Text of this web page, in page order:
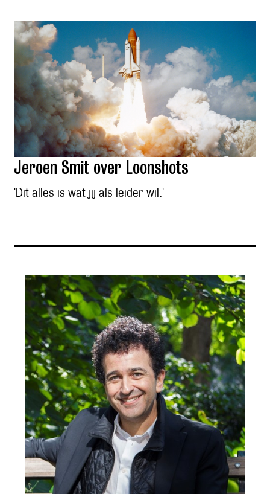
Jeroen Smit over Loonshots
'Dit alles is wat jij als leider wil.'